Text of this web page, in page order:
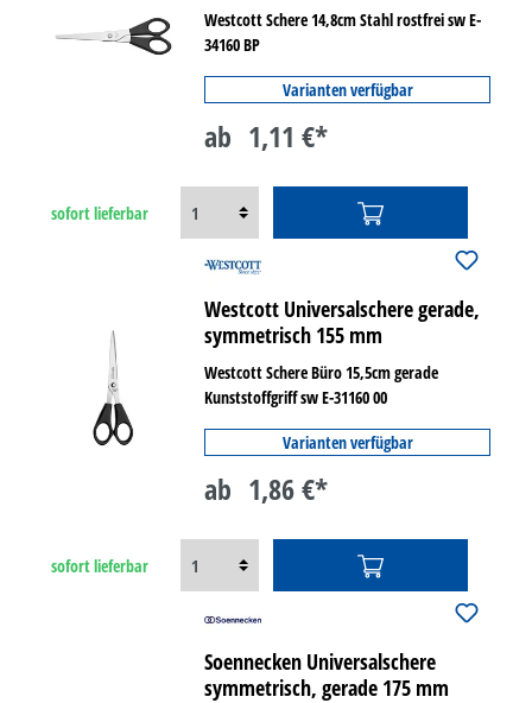
Westcott Schere 14,8cm Stahl rostfrei sw E-
34160 BP
Varianten verfügbar
ab 1,11 €*
sofort lieferbar
Westcott Universalschere gerade,
symmetrisch 155 mm
Westcott Schere Büro 15,5cm gerade
Kunststoffgriff sw E-31160 00
Varianten verfügbar
ab 1,86 €*
sofort lieferbar
Soennecken Universalschere
symmetrisch, gerade 175 mm